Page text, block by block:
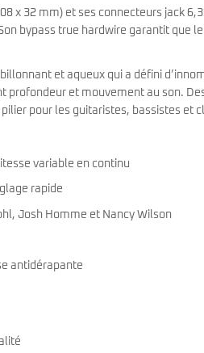
x 32 mm) et ses connecteurs jack
bypass true hardwire garantit que
et aqueux qui a défini
profondeur et mouvement au son.
pour les guitaristes, bassistes et
variable en continu
rapide
Josh Homme et Nancy Wilson
antidérapante